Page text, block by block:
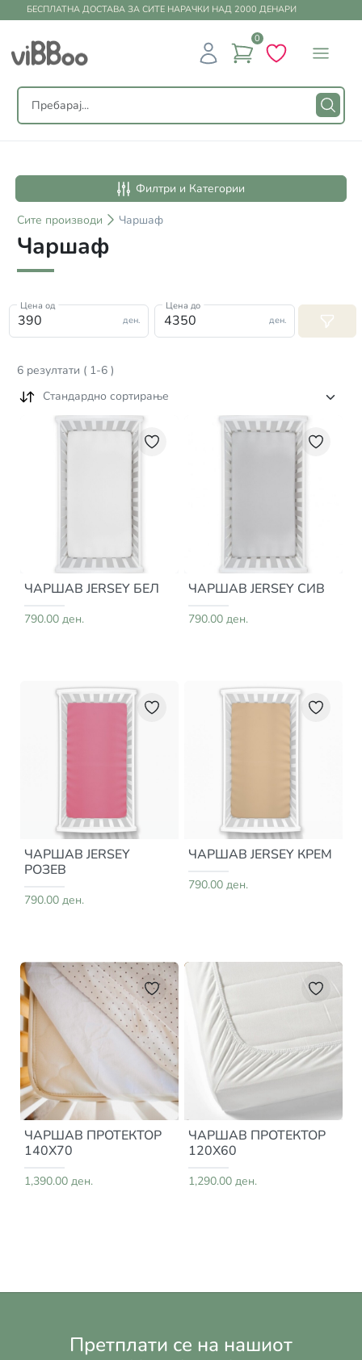
БЕСПЛАТНА ДОСТАВА ЗА СИТЕ НАРАЧКИ НАД 2000 ДЕНАРИ
0
Филтри и Категории
Сите производи Чаршаф
Чаршаф
ден.
Цена од
ден.
Цена до
6 резултати ( 1-6 )
Стандардно сортирање
ЧАРШАВ JERSEY БЕЛ
790.00 ден.
ЧАРШАВ JERSEY СИВ
790.00 ден.
ЧАРШАВ JERSEY
РОЗЕВ
790.00 ден.
ЧАРШАВ JERSEY КРЕМ
790.00 ден.
ЧАРШАВ ПРОТЕКТОР
140Х70
1,390.00 ден.
ЧАРШАВ ПРОТЕКТОР
120Х60
1,290.00 ден.
Претплати се на нашиот